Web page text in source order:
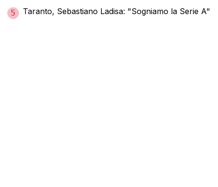
5 Taranto, Sebastiano Ladisa: "Sogniamo la Serie A"